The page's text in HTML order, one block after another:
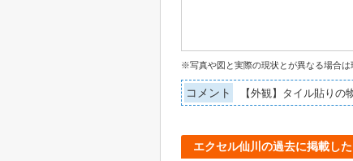
※写真や図と実際の現状とが異なる場合は
コメント 【外観】タイル貼りの
エクセル仙川の過去に掲載し